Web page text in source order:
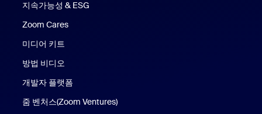
지속가능성 & ESG
Zoom Cares
미디어 키트
방법 비디오
개발자 플랫폼
줌 벤처스(Zoom Ventures)